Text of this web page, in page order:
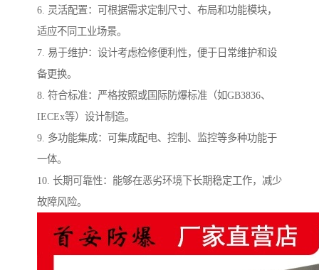
6. 灵活配置：可根据需求定制尺寸、布局和功能模块，
适应不同工业场景。
7. 易于维护：设计考虑检修便利性，便于日常维护和设
备更换。
8. 符合标准：严格按照或国际防爆标准（如GB3836、
IECEx等）设计制造。
9. 多功能集成：可集成配电、控制、监控等多种功能于
一体。
10. 长期可靠性：能够在恶劣环境下长期稳定工作，减少
故障风险。